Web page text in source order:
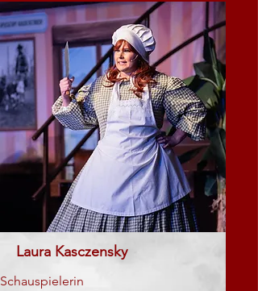
Laura Kasczensky
Schauspielerin